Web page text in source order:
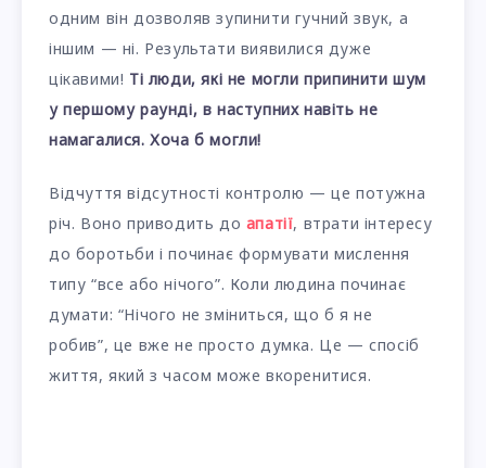
одним він дозволяв зупинити гучний звук, а
іншим — ні. Результати виявилися дуже
цікавими! Ті люди, які не могли припинити шум
у першому раунді, в наступних навіть не
намагалися. Хоча б могли!
Відчуття відсутності контролю — це потужна
річ. Воно приводить до апатії, втрати інтересу
до боротьби і починає формувати мислення
типу “все або нічого”. Коли людина починає
думати: “Нічого не зміниться, що б я не
робив”, це вже не просто думка. Це — спосіб
життя, який з часом може вкоренитися.